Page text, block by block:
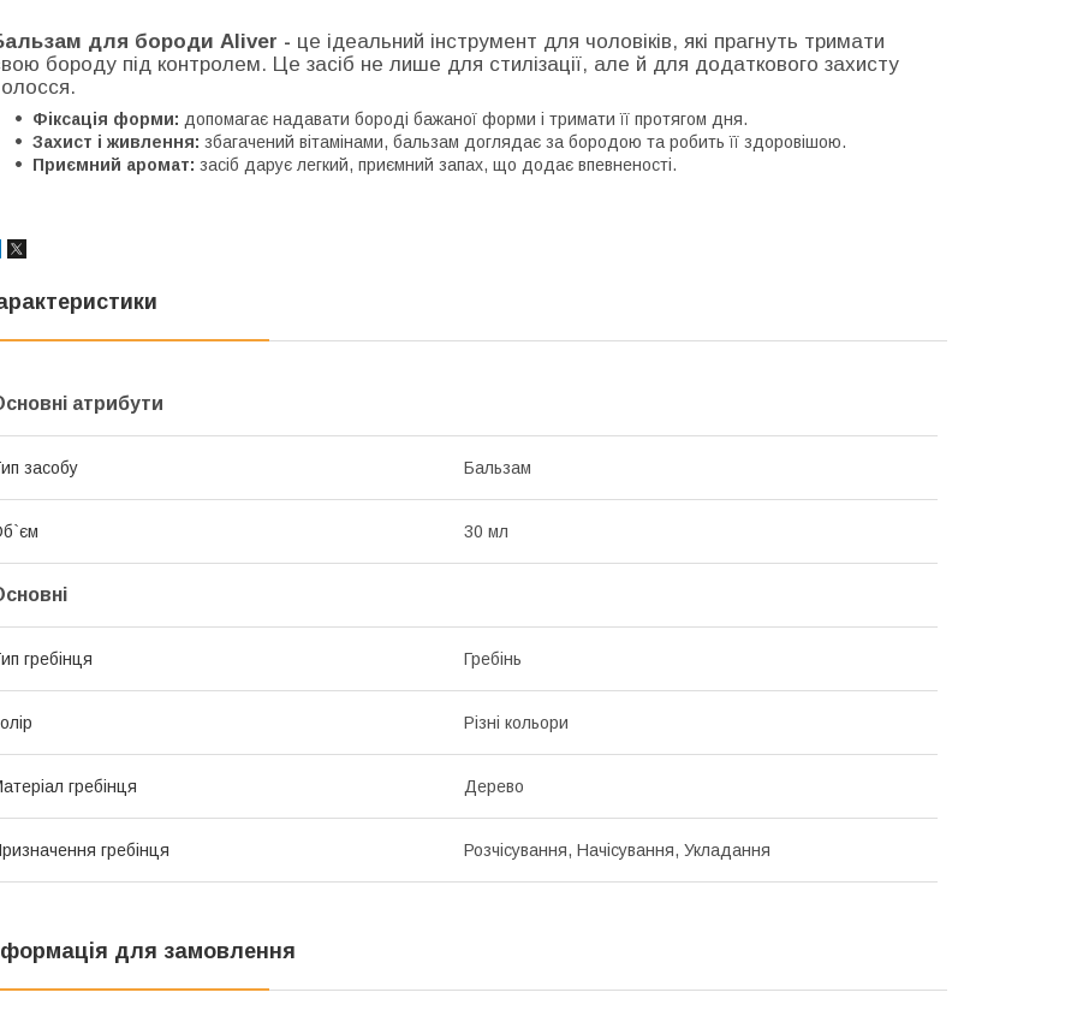
для бороди Aliver - це ідеальний інструмент для чоловіків, які прагнуть тримати
бороду під контролем. Це засіб не лише для стилізації, але й для додаткового захисту
Фіксація форми: допомагає надавати бороді бажаної форми і тримати її протягом дня.
Захист і живлення: збагачений вітамінами, бальзам доглядає за бородою та робить її здоровішою.
Приємний аромат: засіб дарує легкий, приємний запах, що додає впевненості.
атрибути
засобу Бальзам
30 мл
гребінця Гребінь
Різні кольори
гребінця Дерево
гребінця Розчісування, Начісування, Укладання
для замовлення